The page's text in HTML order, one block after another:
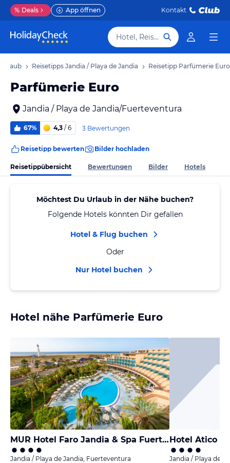
% Deals App öffnen Kontakt
Hotel, Reiseziel
Urlaub Reisetipps Jandia / Playa de Jandia Reisetipp Parfümerie Euro
Parfümerie Euro
Jandia / Playa de Jandia/Fuerteventura
67% 4,3 / 6 3 Bewertungen
Reisetipp bewerten Bilder hochladen
Reisetippübersicht Bewertungen Bilder Hotels
Möchtest Du Urlaub in der Nähe buchen?
Folgende Hotels könnten Dir gefallen
Hotel & Flug buchen
Oder
Nur Hotel buchen
Hotel nähe Parfümerie Euro
MUR Hotel Faro Jandia & Spa Fuerteventura
Jandia / Playa de Jandia, Fuerteventura
Hotel Atico
Jandia / Playa de